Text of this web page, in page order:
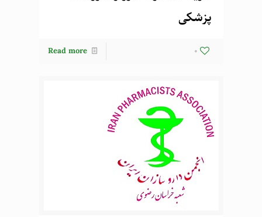
پزشکی
0
Read more